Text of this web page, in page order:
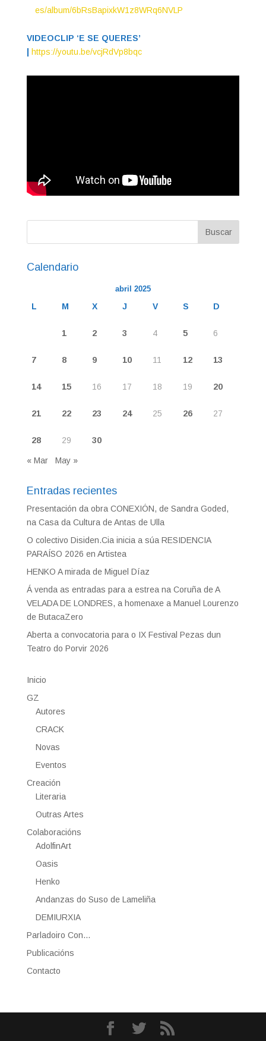
es/album/6bRsBapixkW1z8WRq6NVLP
VIDEOCLIP ‘E SE QUERES’
https://youtu.be/vcjRdVp8bqc
Calendario
abril 2025
L M X J V S D
1 2 3 4 5 6
7 8 9 10 11 12 13
14 15 16 17 18 19 20
21 22 23 24 25 26 27
28 29 30
« Mar May »
Entradas recientes
Presentación da obra CONEXIÓN, de Sandra Goded,
na Casa da Cultura de Antas de Ulla
O colectivo Disiden.Cia inicia a súa RESIDENCIA
PARAÍSO 2026 en Artistea
HENKO A mirada de Miguel Díaz
Á venda as entradas para a estrea na Coruña de A
VELADA DE LONDRES, a homenaxe a Manuel Lourenzo
de ButacaZero
Aberta a convocatoria para o IX Festival Pezas dun
Teatro do Porvir 2026
Inicio
GZ
Autores
CRACK
Novas
Eventos
Creación
Literaria
Outras Artes
Colaboracións
AdolfinArt
Oasis
Henko
Andanzas do Suso de Lameliña
DEMIURXIA
Parladoiro Con…
Publicacións
Contacto